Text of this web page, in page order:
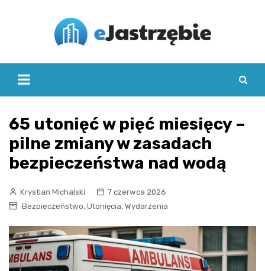
65 utonięć w pięć miesięcy –
pilne zmiany w zasadach
bezpieczeństwa nad wodą
Krystian Michalski
7 czerwca 2026
Bezpieczeństwo, Utonięcia, Wydarzenia